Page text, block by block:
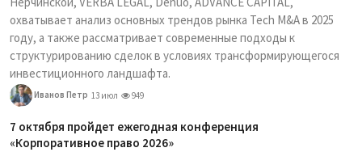
охватывает анализ основных трендов рынка Tech M&A в 2025
году, а также рассматривает современные подходы к
структурированию сделок в условиях трансформирующегося
инвестиционного ландшафта.
Иванов Петр 13 июл 949
7 октября пройдет ежегодная конференция
«Корпоративное право 2026»